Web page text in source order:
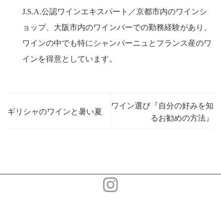
J.S.A.公認ワインエキスパート／京都市内のワインシ
ョップ、大阪市内のワインバーでの勤務経験があり、
ワインの中でも特にシャンパーニュとフランス産のワ
インを得意としています。
ギリシャのワインと暑い夏
ワイン選び『自分の好みを知
るお勧めの方法』